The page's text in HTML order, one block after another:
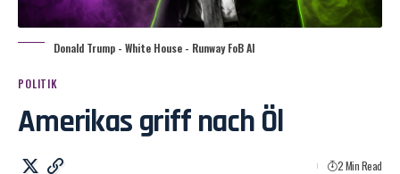
Donald Trump - White House - Runway FoB AI
POLITIK
Amerikas griff nach Öl
2 Min Read